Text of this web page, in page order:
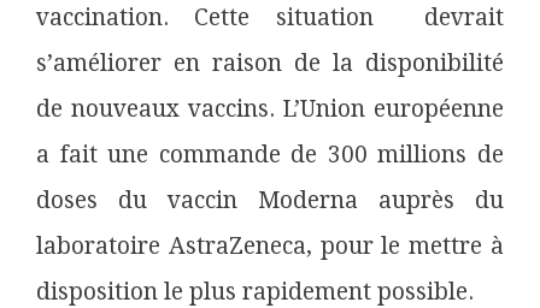
vaccination. Cette situation devrait
s’améliorer en raison de la disponibilité
de nouveaux vaccins. L’Union européenne
a fait une commande de 300 millions de
doses du vaccin Moderna auprès du
laboratoire AstraZeneca, pour le mettre à
disposition le plus rapidement possible.